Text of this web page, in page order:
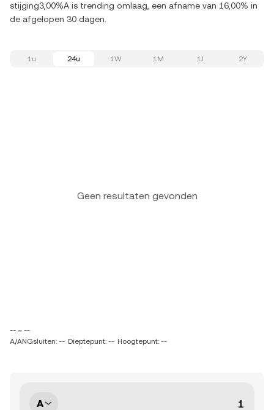
stijging3,00%A is trending omlaag, een afname van 16,00% in
de afgelopen 30 dagen.
1u 24u 1W 1M 1J 2Y
Geen resultaten gevonden
-- ~ --
A/ANGsluiten: -- Dieptepunt: -- Hoogtepunt: --
A